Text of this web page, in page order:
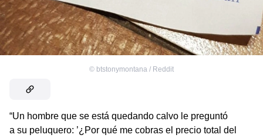
© btstonymontana / Reddit
“Un hombre que se está quedando calvo le preguntó
a su peluquero: ’¿Por qué me cobras el precio total del